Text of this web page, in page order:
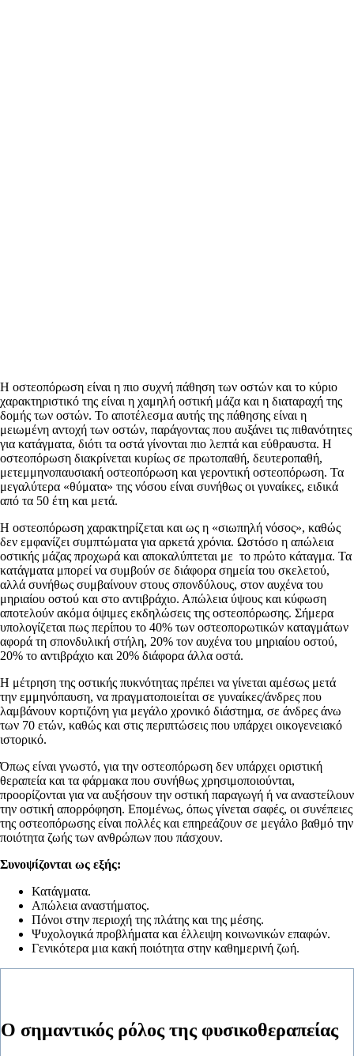
Η οστεοπόρωση είναι η πιο συχνή πάθηση των οστών και το κύριο
χαρακτηριστικό της είναι η χαμηλή οστική μάζα και η διαταραχή της
δομής των οστών. Το αποτέλεσμα αυτής της πάθησης είναι η
μειωμένη αντοχή των οστών, παράγοντας που αυξάνει τις πιθανότητες
για κατάγματα, διότι τα οστά γίνονται πιο λεπτά και εύθραυστα. Η
οστεοπόρωση διακρίνεται κυρίως σε πρωτοπαθή, δευτεροπαθή,
μετεμμηνοπαυσιακή οστεοπόρωση και γεροντική οστεοπόρωση. Τα
μεγαλύτερα «θύματα» της νόσου είναι συνήθως οι γυναίκες, ειδικά
από τα 50 έτη και μετά.
Η οστεοπόρωση χαρακτηρίζεται και ως η «σιωπηλή νόσος», καθώς
δεν εμφανίζει συμπτώματα για αρκετά χρόνια. Ωστόσο η απώλεια
οστικής μάζας προχωρά και αποκαλύπτεται με το πρώτο κάταγμα. Τα
κατάγματα μπορεί να συμβούν σε διάφορα σημεία του σκελετού,
αλλά συνήθως συμβαίνουν στους σπονδύλους, στον αυχένα του
μηριαίου οστού και στο αντιβράχιο. Απώλεια ύψους και κύφωση
αποτελούν ακόμα όψιμες εκδηλώσεις της οστεοπόρωσης. Σήμερα
υπολογίζεται πως περίπου το 40% των οστεοπορωτικών καταγμάτων
αφορά τη σπονδυλική στήλη, 20% τον αυχένα του μηριαίου οστού,
20% το αντιβράχιο και 20% διάφορα άλλα οστά.
Η μέτρηση της οστικής πυκνότητας πρέπει να γίνεται αμέσως μετά
την εμμηνόπαυση, να πραγματοποιείται σε γυναίκες/άνδρες που
λαμβάνουν κορτιζόνη για μεγάλο χρονικό διάστημα, σε άνδρες άνω
των 70 ετών, καθώς και στις περιπτώσεις που υπάρχει οικογενειακό
ιστορικό.
Όπως είναι γνωστό, για την οστεοπόρωση δεν υπάρχει οριστική
θεραπεία και τα φάρμακα που συνήθως χρησιμοποιούνται,
προορίζονται για να αυξήσουν την οστική παραγωγή ή να αναστείλουν
την οστική απορρόφηση. Επομένως, όπως γίνεται σαφές, οι συνέπειες
της οστεοπόρωσης είναι πολλές και επηρεάζουν σε μεγάλο βαθμό την
ποιότητα ζωής των ανθρώπων που πάσχουν.
Συνοψίζονται ως εξής:
Κατάγματα.
Απώλεια αναστήματος.
Πόνοι στην περιοχή της πλάτης και της μέσης.
Ψυχολογικά προβλήματα και έλλειψη κοινωνικών επαφών.
Γενικότερα μια κακή ποιότητα στην καθημερινή ζωή.
Ο σημαντικός ρόλος της φυσικοθεραπείας